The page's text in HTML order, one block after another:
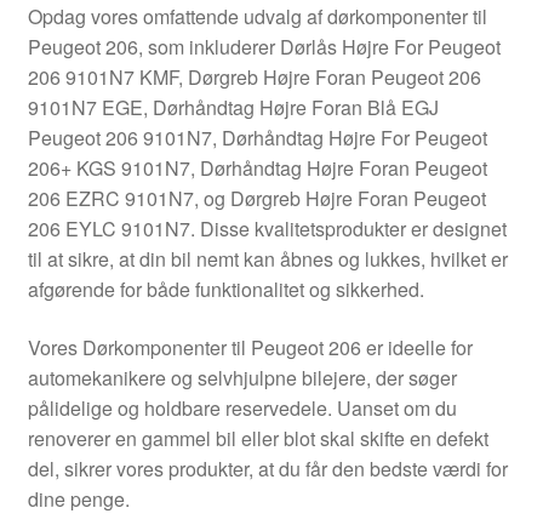
Klageprocedure
Kontakte
Kurv
Levering
Om os
Privatlivspolitik
Vilkår og betingelser
Opdag vores omfattende udvalg af dørkomponenter til
Peugeot 206, som inkluderer Dørlås Højre For Peugeot
206 9101N7 KMF, Dørgreb Højre Foran Peugeot 206
9101N7 EGE, Dørhåndtag Højre Foran Blå EGJ
Peugeot 206 9101N7, Dørhåndtag Højre For Peugeot
206+ KGS 9101N7, Dørhåndtag Højre Foran Peugeot
206 EZRC 9101N7, og Dørgreb Højre Foran Peugeot
206 EYLC 9101N7. Disse kvalitetsprodukter er designet
til at sikre, at din bil nemt kan åbnes og lukkes, hvilket er
afgørende for både funktionalitet og sikkerhed.
Vores Dørkomponenter til Peugeot 206 er ideelle for
automekanikere og selvhjulpne bilejere, der søger
pålidelige og holdbare reservedele. Uanset om du
renoverer en gammel bil eller blot skal skifte en defekt
del, sikrer vores produkter, at du får den bedste værdi for
dine penge.